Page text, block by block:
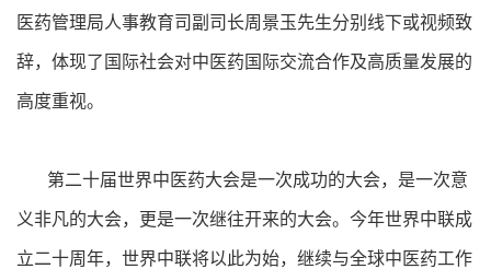
医药管理局人事教育司副司长周景玉先生分别线下或视频致
辞，体现了国际社会对中医药国际交流合作及高质量发展的
高度重视。
第二十届世界中医药大会是一次成功的大会，是一次意
义非凡的大会，更是一次继往开来的大会。今年世界中联成
立二十周年，世界中联将以此为始，继续与全球中医药工作